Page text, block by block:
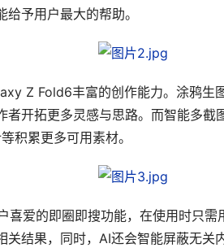
予用户最大的帮助。
Z Fold6丰富的创作能力。涂鸦生
者开拓更多灵感与思路。而智能多
积累更多可用素材。
爱的即圈即搜功能，在使用时只
关结果，同时，AI还会智能屏蔽无